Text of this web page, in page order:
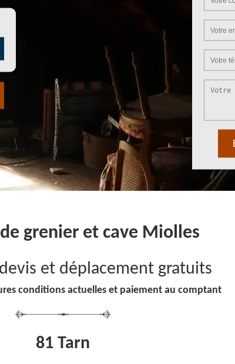
grenier et cave Miolles
et déplacement gratuits
conditions actuelles et paiement au comptant
81 Tarn